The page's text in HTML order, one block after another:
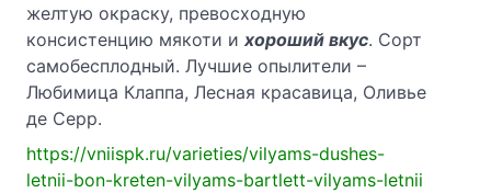
желтую окраску, превосходную
консистенцию мякоти и хороший вкус. Сорт
самобесплодный. Лучшие опылители –
Любимица Клаппа, Лесная красавица, Оливье
де Серр.
https://vniispk.ru/varieties/vilyams-dushes-
letnii-bon-kreten-vilyams-bartlett-vilyams-letnii